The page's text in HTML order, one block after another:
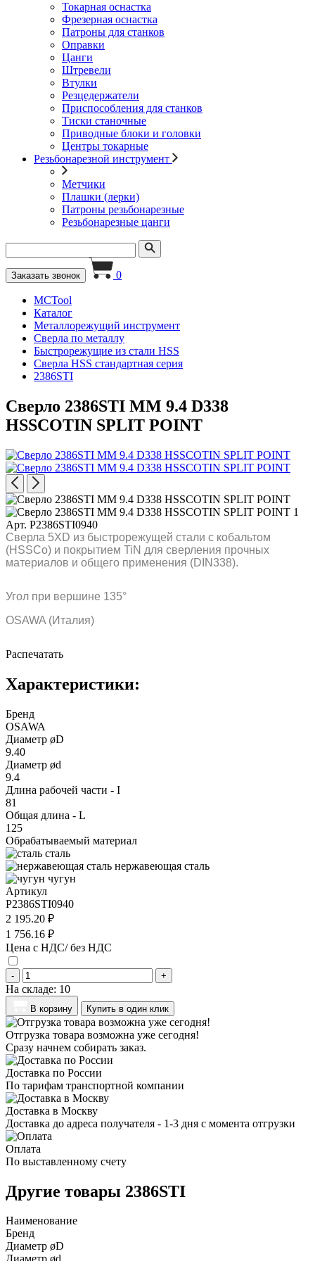
Токарная оснастка
Фрезерная оснастка
Патроны для станков
Оправки
Цанги
Штревели
Втулки
Резцедержатели
Приспособления для станков
Тиски станочные
Приводные блоки и головки
Центры токарные
Резьбонарезной инструмент
Метчики
Плашки (лерки)
Патроны резьбонарезные
Резьбонарезные цанги
Заказать звонок 0
MCTool
Каталог
Металлорежущий инструмент
Сверла по металлу
Быстрорежущие из стали HSS
Сверла HSS стандартная серия
2386STI
Сверло 2386STI MM 9.4 D338
HSSCOTIN SPLIT POINT
Арт. P2386STI0940
Сверла 5XD из быстрорежущей стали с кобальтом
(HSSCo) и покрытием TiN для сверления прочных
материалов и общего применения (DIN338).
Угол при вершине 135°
OSAWA (Италия)
Распечатать
Характеристики:
Бренд
OSAWA
Диаметр øD
9.40
Диаметр ød
9.4
Длина рабочей части - I
81
Общая длина - L
125
Обрабатываемый материал
сталь
нержавеющая сталь
чугун
Артикул
P2386STI0940
2 195.20 ₽
1 756.16 ₽
Цена с НДС/ без НДС
- +
На складе: 10
В корзину Купить в один клик
Отгрузка товара возможна уже сегодня!
Сразу начнем собирать заказ.
Доставка по России
По тарифам транспортной компании
Доставка в Москву
Доставка до адреса получателя - 1-3 дня с момента отгрузки
Оплата
По выставленному счету
Другие товары 2386STI
Наименование
Бренд
Диаметр øD